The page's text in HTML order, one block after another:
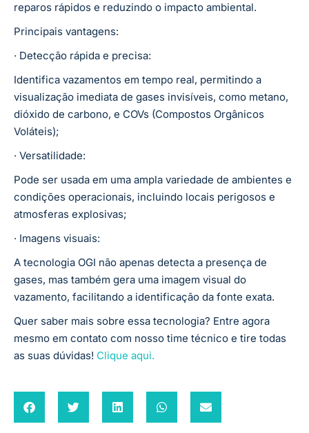
reparos rápidos e reduzindo o impacto ambiental.
Principais vantagens:
· Detecção rápida e precisa:
Identifica vazamentos em tempo real, permitindo a
visualização imediata de gases invisíveis, como metano,
dióxido de carbono, e COVs (Compostos Orgânicos
Voláteis);
· Versatilidade:
Pode ser usada em uma ampla variedade de ambientes e
condições operacionais, incluindo locais perigosos e
atmosferas explosivas;
· Imagens visuais:
A tecnologia OGI não apenas detecta a presença de
gases, mas também gera uma imagem visual do
vazamento, facilitando a identificação da fonte exata.
Quer saber mais sobre essa tecnologia? Entre agora
mesmo em contato com nosso time técnico e tire todas
as suas dúvidas! Clique aqui.